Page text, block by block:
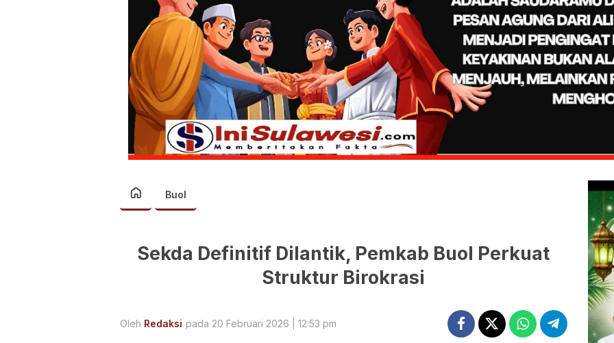
Buol
Sekda Definitif Dilantik, Pemkab Buol Perkuat
Struktur Birokrasi
Oleh Redaksi pada 20 Februari 2026 | 12:53 pm